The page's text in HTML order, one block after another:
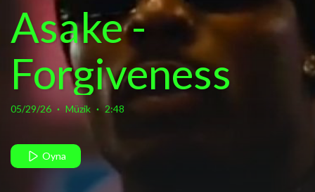
Asake -
Forgiveness
(Official
Video)
05/29/26 · Müzik · 2:48
Oyna